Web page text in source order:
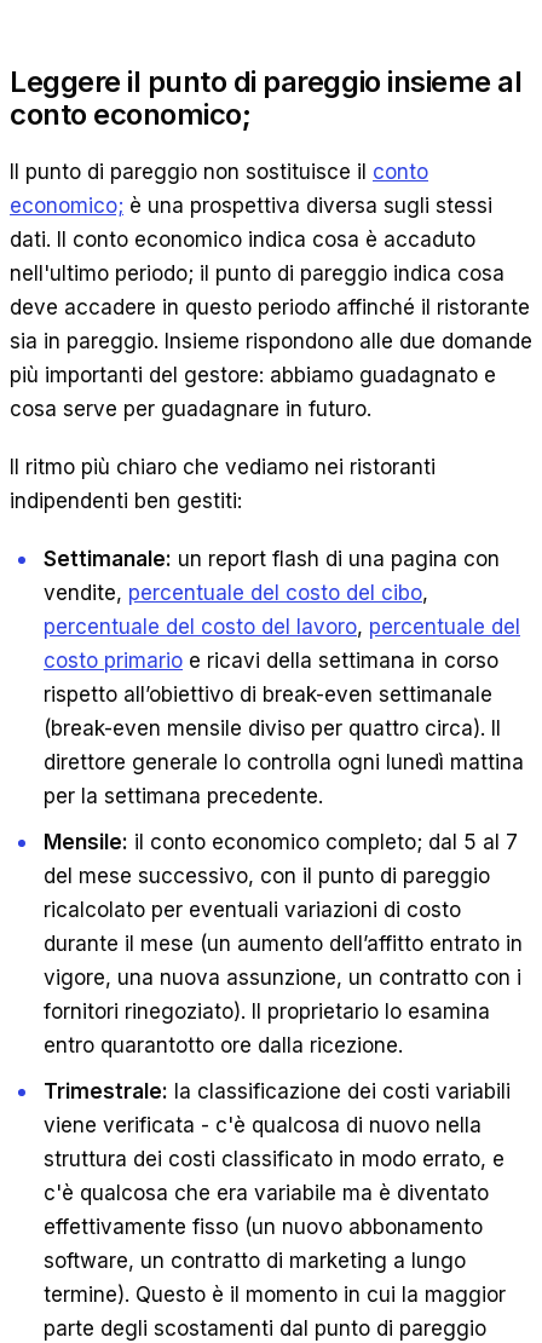
Leggere il punto di pareggio insieme al
conto economico;
Il punto di pareggio non sostituisce il conto
economico; è una prospettiva diversa sugli stessi
dati. Il conto economico indica cosa è accaduto
nell'ultimo periodo; il punto di pareggio indica cosa
deve accadere in questo periodo affinché il ristorante
sia in pareggio. Insieme rispondono alle due domande
più importanti del gestore: abbiamo guadagnato e
cosa serve per guadagnare in futuro.
Il ritmo più chiaro che vediamo nei ristoranti
indipendenti ben gestiti:
Settimanale: un report flash di una pagina con
vendite, percentuale del costo del cibo,
percentuale del costo del lavoro, percentuale del
costo primario e ricavi della settimana in corso
rispetto all’obiettivo di break-even settimanale
(break-even mensile diviso per quattro circa). Il
direttore generale lo controlla ogni lunedì mattina
per la settimana precedente.
Mensile: il conto economico completo; dal 5 al 7
del mese successivo, con il punto di pareggio
ricalcolato per eventuali variazioni di costo
durante il mese (un aumento dell’affitto entrato in
vigore, una nuova assunzione, un contratto con i
fornitori rinegoziato). Il proprietario lo esamina
entro quarantotto ore dalla ricezione.
Trimestrale: la classificazione dei costi variabili
viene verificata - c'è qualcosa di nuovo nella
struttura dei costi classificato in modo errato, e
c'è qualcosa che era variabile ma è diventato
effettivamente fisso (un nuovo abbonamento
software, un contratto di marketing a lungo
termine). Questo è il momento in cui la maggior
parte degli scostamenti dal punto di pareggio